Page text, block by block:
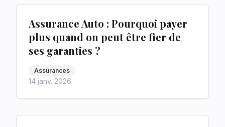
Assurance Auto : Pourquoi payer
plus quand on peut être fier de
ses garanties ?
Assurances
14 janv. 2026